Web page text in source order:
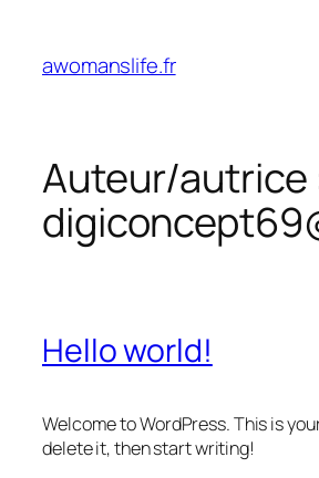
contenu
awomanslife.fr
Auteur/autrice
Hello world!
Welcome to WordPress. This is
delete it, then start writing!